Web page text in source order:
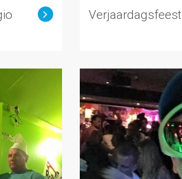
Verjaardagsfeest